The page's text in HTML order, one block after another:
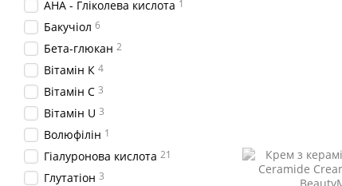
АНА - Гліколева кислота 1
Бакучіол 6
Бета-глюкан 2
Вітамін К 4
Вітамін С 3
Вітамін U 3
Волюфілін 1
Гіалуронова кислота 21
Глутатіон 3